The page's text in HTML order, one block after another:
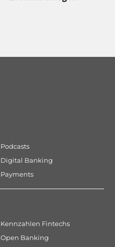
Podcasts
Digital Banking
Payments
Kennzahlen Fintechs
Open Banking